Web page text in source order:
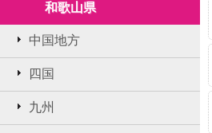
和歌山県
中国地方
四国
九州